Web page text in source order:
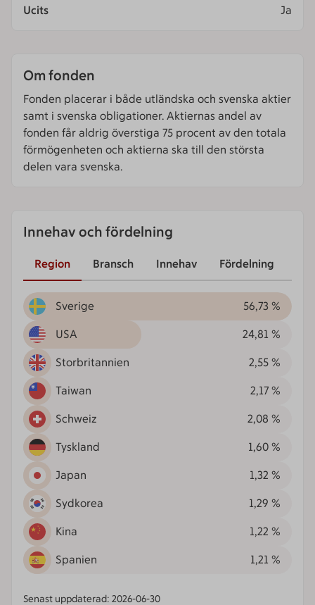
Om fonden
Fonden placerar i både utländska och svenska aktier
samt i svenska obligationer. Aktiernas andel av
fonden får aldrig överstiga 75 procent av den totala
förmögenheten och aktierna ska till den största
delen vara svenska.
Innehav och fördelning
Region Bransch Innehav Fördelning
Sverige 56,73 %
USA 24,81 %
Storbritannien 2,55 %
Taiwan 2,17 %
Schweiz 2,08 %
Tyskland 1,60 %
Japan 1,32 %
Sydkorea 1,29 %
Kina 1,22 %
Spanien 1,21 %
Senast uppdaterad: 2026-06-30
Ucits Ja